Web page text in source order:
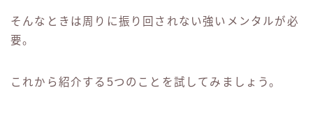
そんなときは周りに振り回されない強いメンタルが必
要。
これから紹介する5つのことを試してみましょう。